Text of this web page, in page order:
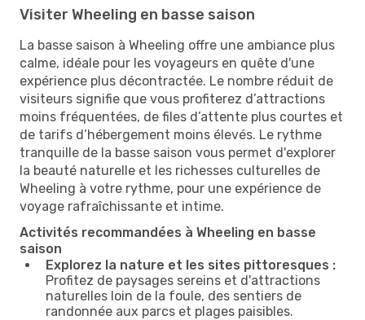
Visiter Wheeling en basse saison
La basse saison à Wheeling offre une ambiance plus
calme, idéale pour les voyageurs en quête d'une
expérience plus décontractée. Le nombre réduit de
visiteurs signifie que vous profiterez d’attractions
moins fréquentées, de files d’attente plus courtes et
de tarifs d’hébergement moins élevés. Le rythme
tranquille de la basse saison vous permet d'explorer
la beauté naturelle et les richesses culturelles de
Wheeling à votre rythme, pour une expérience de
voyage rafraîchissante et intime.
Activités recommandées à Wheeling en basse
saison
Explorez la nature et les sites pittoresques :
Profitez de paysages sereins et d'attractions
naturelles loin de la foule, des sentiers de
randonnée aux parcs et plages paisibles.